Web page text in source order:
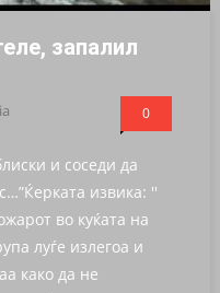
запалил
0
и соседи да
извика: ′′
во куќата на
луѓе излегоа и
како да не